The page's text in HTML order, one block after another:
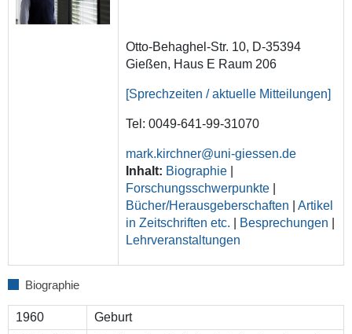
Otto-Behaghel-Str. 10, D-35394
Gießen, Haus E Raum 206
[Sprechzeiten / aktuelle Mitteilungen]
Tel: 0049-641-99-31070
mark.kirchner@uni-giessen.de
Inhalt: Biographie
Forschungsschwerpunkte
Bücher/Herausgeberschaften |Artikel
in Zeitschriften etc.
Besprechungen
Lehrveranstaltungen
Biographie
1960
Geburt